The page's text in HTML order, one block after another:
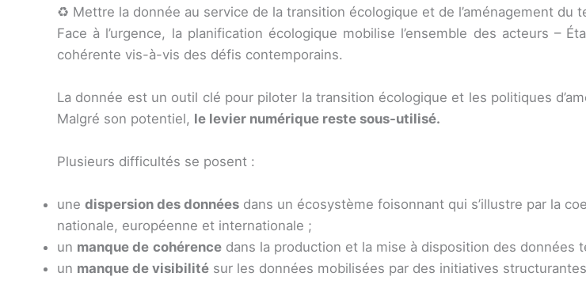
♻️ Mettre la donnée au service de la transition écologique et de l’aménagement du
Face à l’urgence, la planification écologique mobilise l’ensemble des acteurs –
cohérente vis-à-vis des défis contemporains.
La donnée est un outil clé pour piloter la transition écologique et les politiques
Malgré son potentiel, le levier numérique reste sous-utilisé.
Plusieurs difficultés se posent :
une dispersion des données dans un écosystème foisonnant qui s’illustre par la
nationale, européenne et internationale ;
un manque de cohérence dans la production et la mise à disposition des données
un manque de visibilité sur les données mobilisées par des initiatives